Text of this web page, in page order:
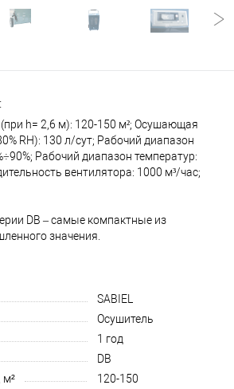
h= 2,6 м): 120-150 м²; Осушающая
RH): 130 л/сут; Рабочий диапазон
Рабочий диапазон температур:
вентилятора: 1000 м³/час;
DB – самые компактные из
значения.
SABIEL
Осушитель
1 год
DB
м²
120-150